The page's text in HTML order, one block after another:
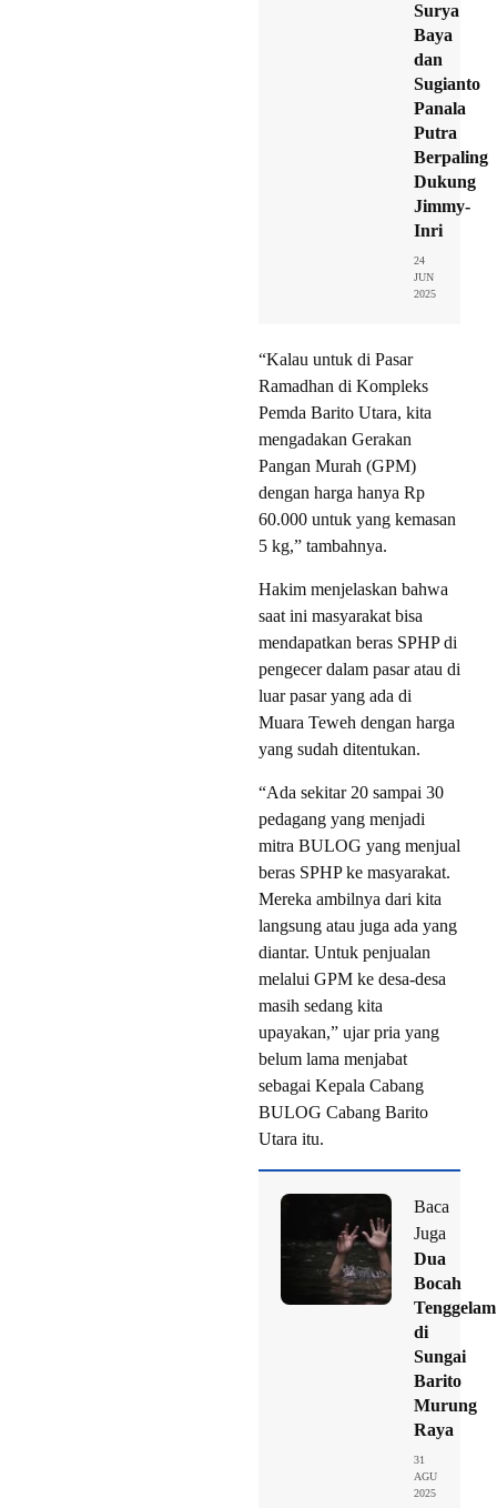
Surya
Baya
dan
Sugianto
Panala
Putra
Berpaling
Dukung
Jimmy-
Inri
24
JUN
2025
“Kalau untuk di Pasar
Ramadhan di Kompleks
Pemda Barito Utara, kita
mengadakan Gerakan
Pangan Murah (GPM)
dengan harga hanya Rp
60.000 untuk yang kemasan
5 kg,” tambahnya.
Hakim menjelaskan bahwa
saat ini masyarakat bisa
mendapatkan beras SPHP di
pengecer dalam pasar atau di
luar pasar yang ada di
Muara Teweh dengan harga
yang sudah ditentukan.
“Ada sekitar 20 sampai 30
pedagang yang menjadi
mitra BULOG yang menjual
beras SPHP ke masyarakat.
Mereka ambilnya dari kita
langsung atau juga ada yang
diantar. Untuk penjualan
melalui GPM ke desa-desa
masih sedang kita
upayakan,” ujar pria yang
belum lama menjabat
sebagai Kepala Cabang
BULOG Cabang Barito
Utara itu.
Baca
Juga
Dua
Bocah
Tenggelam
di
Sungai
Barito
Murung
Raya
31
AGU
2025